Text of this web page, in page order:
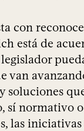
con
está de
van
soluciones
sí normativo
las